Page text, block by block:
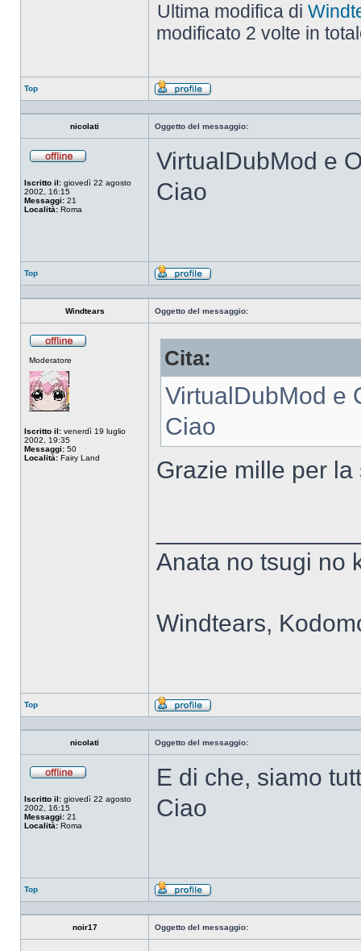
Ultima modifica di
modificato 2 volte in
Top
Profilo
nicolati Oggetto del messaggio:
Iscritto il: giovedì 22 agosto
2002, 16:15
Messaggi: 21
Località: Roma
VirtualDubMod e
Ciao
Top
Profilo
Windtears Oggetto del messaggio:
Moderatore
Iscritto il: venerdì 19 luglio
2002, 19:35
Messaggi: 50
Località: Fairy Land
Cita:
VirtualDubMod e
Ciao
Grazie mille per
Anata no tsugi no
Windtears,
Top
Profilo
nicolati Oggetto del messaggio:
Iscritto il: giovedì 22 agosto
2002, 16:15
Messaggi: 21
Località: Roma
E di che, siamo
Ciao
Top
Profilo
noir17 Oggetto del messaggio: